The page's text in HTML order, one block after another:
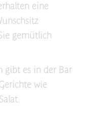
eine
gemütlich
gibt es in der Bar
wie